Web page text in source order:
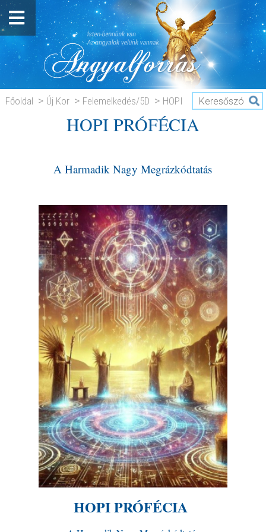
Főoldal Új Kor Felemelkedés/5D
HOPI
HOPI PRÓFÉCIA
A Harmadik Nagy Megrázkódtatás
HOPI PRÓFÉCIA